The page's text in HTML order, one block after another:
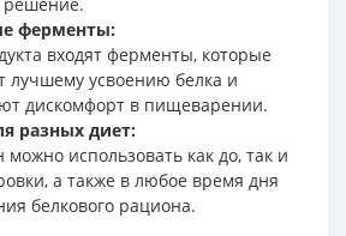
ферменты:
входят ферменты, которые
лучшему усвоению белка и
дискомфорт в пищеварении.
разных диет:
можно использовать как до, так и
а также в любое время дня
белкового рациона.